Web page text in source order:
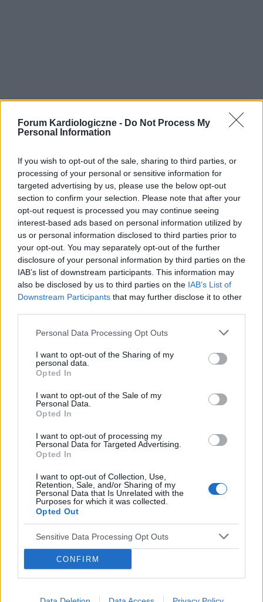
Forum Kardiologiczne - Do Not Process My
Personal Information
If you wish to opt-out of the sale, sharing to third parties, or
processing of your personal or sensitive information for
targeted advertising by us, please use the below opt-out
section to confirm your selection. Please note that after your
opt-out request is processed you may continue seeing
interest-based ads based on personal information utilized by
us or personal information disclosed to third parties prior to
your opt-out. You may separately opt-out of the further
disclosure of your personal information by third parties on the
IAB’s list of downstream participants. This information may
also be disclosed by us to third parties on the IAB’s List of
Downstream Participants that may further disclose it to other
Personal Data Processing Opt Outs
I want to opt-out of the Sharing of my
personal data.
Opted In
I want to opt-out of the Sale of my
Personal Data.
Opted In
I want to opt-out of processing my
Personal Data for Targeted Advertising.
Opted In
I want to opt-out of Collection, Use,
Retention, Sale, and/or Sharing of my
Personal Data that Is Unrelated with the
Purposes for which it was collected.
Opted Out
Sensitive Data Processing Opt Outs
CONFIRM
POLECAMY TREŚCI Z KATEGORII
Czy przesadzanie z cukrem powoduje
Reklama: